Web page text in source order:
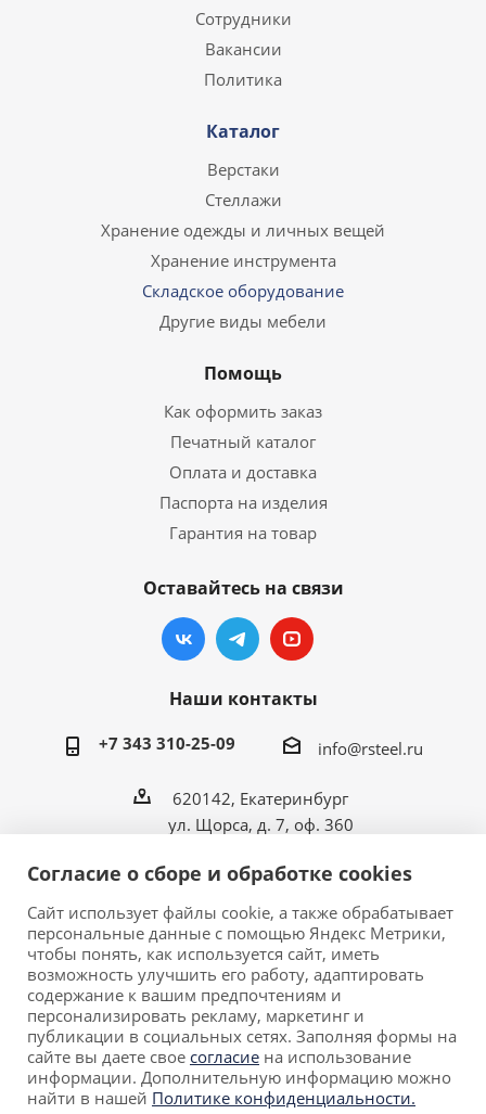
Сотрудники
Вакансии
Политика
Каталог
Верстаки
Стеллажи
Хранение одежды и личных вещей
Хранение инструмента
Складское оборудование
Другие виды мебели
Помощь
Как оформить заказ
Печатный каталог
Оплата и доставка
Паспорта на изделия
Гарантия на товар
Оставайтесь на связи
Наши контакты
+7 343 310-25-09 info@rsteel.ru
620142, Екатеринбург
ул. Щорса, д. 7, оф. 360
2026 © ООО «Риал Стил» • Производитель
металлической мебели в Екатеринбурге.
Обращаем ваше внимание на то, что данный сайт
носит исключительно информационный характер и ни
при каких условиях не является публичной офертой,
определяемой положениями Статьи 437 (2)
Гражданского кодекса Российской Федерации.
Согласие о сборе и обработке cookies
Сайт использует файлы cookie, а также обрабатывает
персональные данные с помощью Яндекс Метрики,
чтобы понять, как используется сайт, иметь
возможность улучшить его работу, адаптировать
содержание к вашим предпочтениям и
персонализировать рекламу, маркетинг и
публикации в социальных сетях. Заполняя формы на
сайте вы даете свое согласие на использование
информации. Дополнительную информацию можно
найти в нашей Политике конфиденциальности.